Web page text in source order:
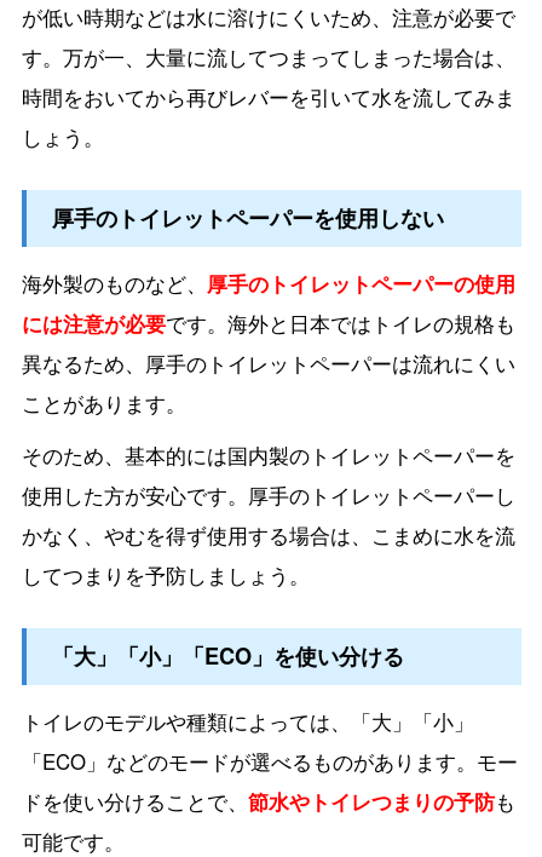
が低い時期などは水に溶けにくいため、注意が必要で
す。万が一、大量に流してつまってしまった場合は、
時間をおいてから再びレバーを引いて水を流してみま
しょう。
厚手のトイレットペーパーを使用しない
海外製のものなど、 厚手のトイレットペーパーの使用
には注意が必要です。海外と日本ではトイレの規格も
異なるため、厚手のトイレットペーパーは流れにくい
ことがあります。
そのため、基本的には国内製のトイレットペーパーを
使用した方が安心です。厚手のトイレットペーパーし
かなく、やむを得ず使用する場合は、こまめに水を流
してつまりを予防しましょう。
「大」「小」「ECO」を使い分ける
トイレのモデルや種類によっては、「大」「小」
「ECO」などのモードが選べるものがあります。モー
ドを使い分けることで、 節水やトイレつまりの予防も
可能です。